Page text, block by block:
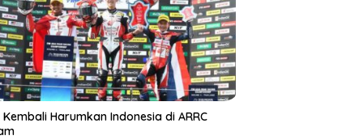
Kembali Harumkan Indonesia di ARRC